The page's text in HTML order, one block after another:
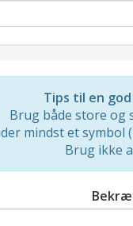
Tips til en
Brug både store og
mindst et symbol
Brug ikke